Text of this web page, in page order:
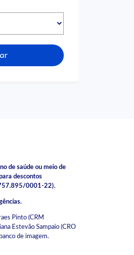
de saúde ou meio de
descontos
0001-22).
Pinto (CRM
Estevão Sampaio (CRO
de imagem.